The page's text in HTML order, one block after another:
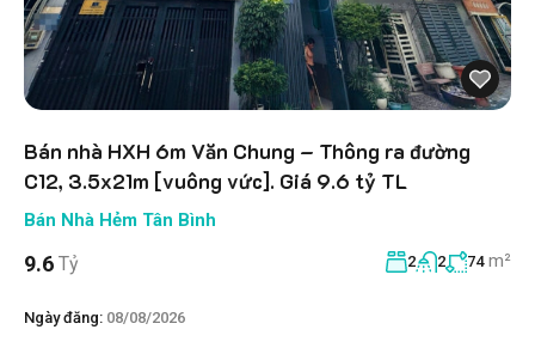
Bán nhà HXH 6m Văn Chung – Thông ra đường
C12, 3.5x21m [vuông vức]. Giá 9.6 tỷ TL
Bán Nhà Hẻm Tân Bình
9.6 Tỷ 2 2 74 m²
Ngày đăng: 08/08/2026